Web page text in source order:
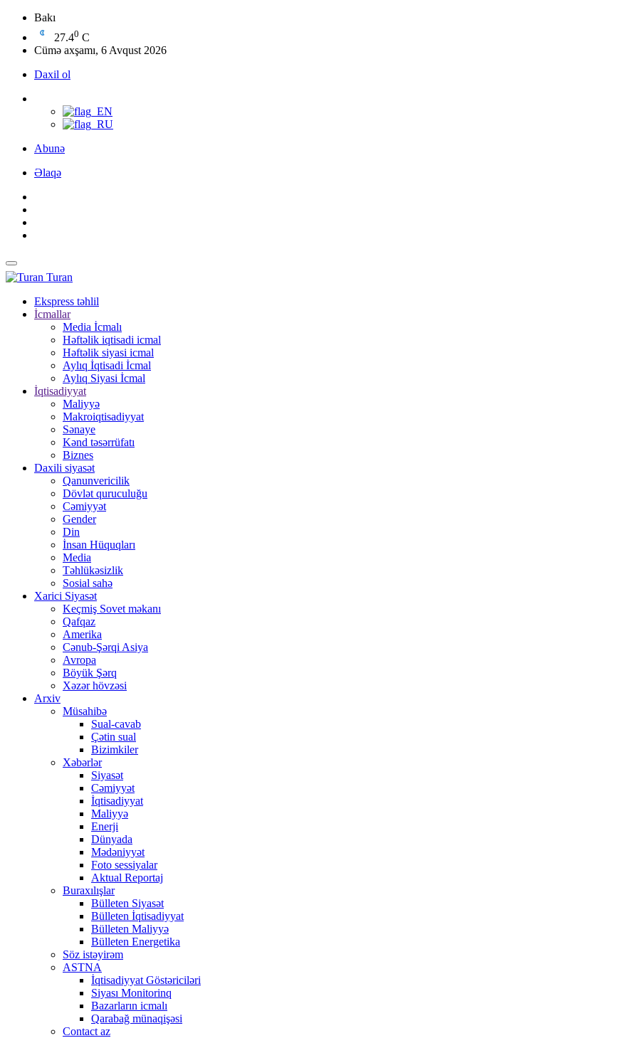
Bakı
27.40 C
Cümə axşamı, 6 Avqust 2026
Daxil ol
Abunə
Əlaqə
Turan
Ekspress təhlil
İcmallar
Media İcmalı
Həftəlik iqtisadi icmal
Həftəlik siyasi icmal
Aylıq İqtisadi İcmal
Aylıq Siyasi İcmal
İqtisadiyyat
Maliyyə
Makroiqtisadiyyat
Sənaye
Kənd təsərrüfatı
Biznes
Daxili siyasət
Qanunvericilik
Dövlət quruculuğu
Cəmiyyət
Gender
Din
İnsan Hüquqları
Media
Təhlükəsizlik
Sosial sahə
Xarici Siyasət
Keçmiş Sovet məkanı
Qafqaz
Amerika
Cənub-Şərqi Asiya
Avropa
Böyük Şərq
Xəzər hövzəsi
Arxiv
Müsahibə
Sual-cavab
Çətin sual
Bizimkiler
Xəbərlər
Siyasət
Cəmiyyət
İqtisadiyyat
Maliyyə
Enerji
Dünyada
Mədəniyyət
Foto sessiyalar
Aktual Reportaj
Buraxılışlar
Bülleten Siyasət
Bülleten İqtisadiyyat
Bülleten Maliyyə
Bülleten Energetika
Söz istəyirəm
ASTNA
İqtisadiyyat Göstəriciləri
Siyası Monitorinq
Bazarların icmalı
Qarabağ münaqişəsi
Contact az